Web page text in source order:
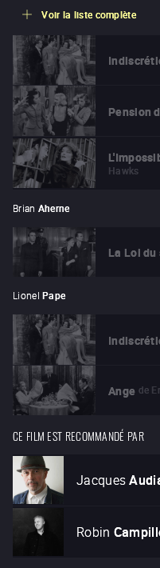
Voir la liste complète
Pension
Hawks
Brian Aherne
La Loi
Lionel Pape
Ange de
CE FILM EST RECOMMANDÉ PAR
Jacques
Robin